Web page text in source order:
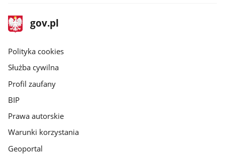
stopka
gov.pl
Strona
gov.pl
gov.pl
Polityka cookies
Służba cywilna
Profil zaufany
BIP
Prawa autorskie
Warunki korzystania
Geoportal